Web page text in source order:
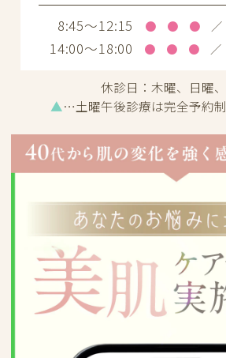
8:45～12:15 ● ● ● ／
14:00～18:00 ● ● ● ／
休診日： 木曜、日曜
▲…土曜午後診療は完全予約制